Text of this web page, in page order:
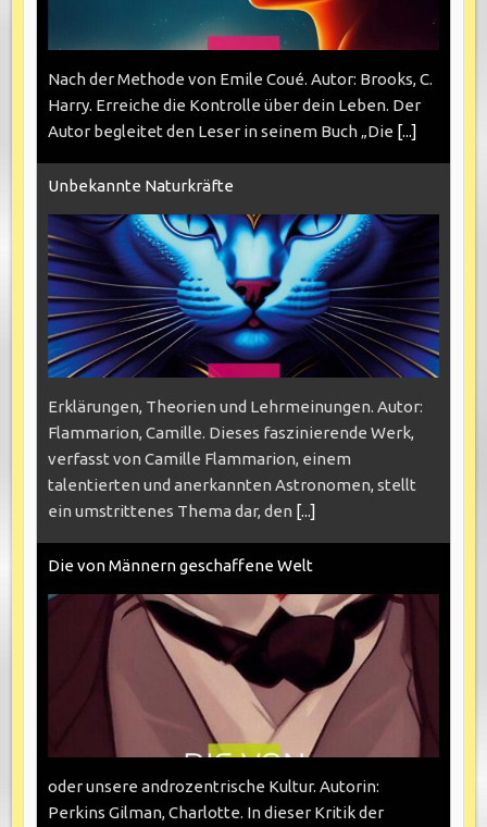
Nach der Methode von Emile Coué. Autor: Brooks, C.
Harry. Erreiche die Kontrolle über dein Leben. Der
Autor begleitet den Leser in seinem Buch „Die [...]
Unbekannte Naturkräfte
Erklärungen, Theorien und Lehrmeinungen. Autor:
Flammarion, Camille. Dieses faszinierende Werk,
verfasst von Camille Flammarion, einem
talentierten und anerkannten Astronomen, stellt
ein umstrittenes Thema dar, den [...]
Die von Männern geschaffene Welt
oder unsere androzentrische Kultur. Autorin:
Perkins Gilman, Charlotte. In dieser Kritik der